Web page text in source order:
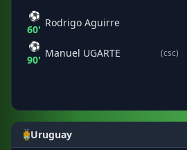
⚽
60'
Rodrigo Aguirre
⚽
90'
Manuel UGARTE (csc)
Uruguay